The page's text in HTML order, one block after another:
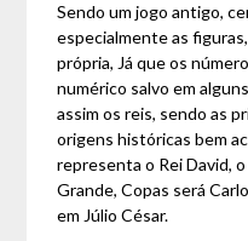
Sendo um jogo antigo,
especialmente as
própria, Já que os
numérico salvo em
assim os reis, sendo as
origens históricas bem
representa o Rei David,
Grande, Copas será
em Júlio César.